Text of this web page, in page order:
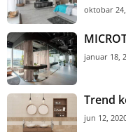
oktobar
januar 18,
Trend
jun 12,